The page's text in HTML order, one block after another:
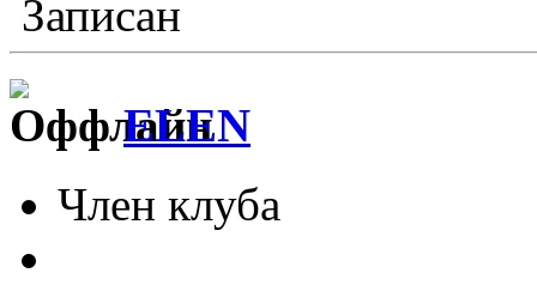
Записан
ELEN
Член клуба